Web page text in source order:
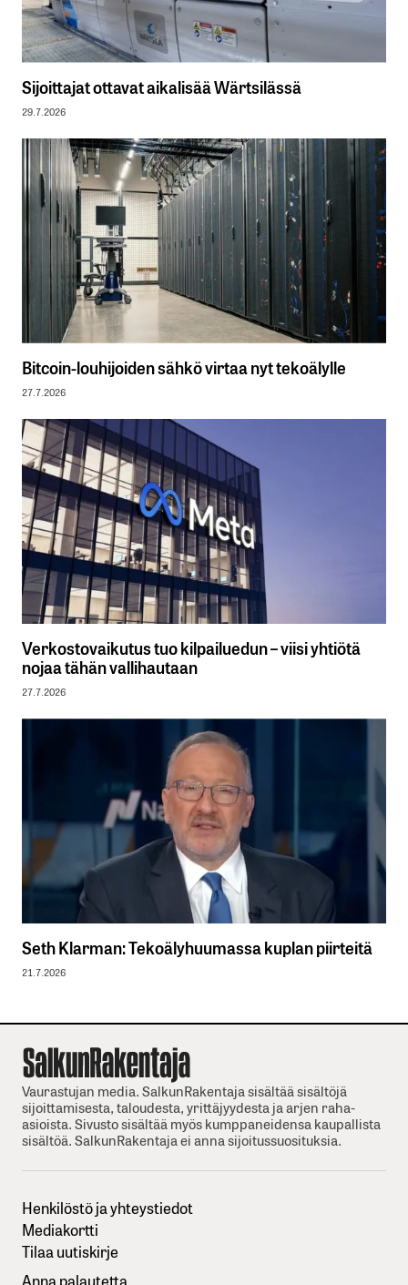
Sijoittajat ottavat aikalisää Wärtsilässä
29.7.2026
Bitcoin-louhijoiden sähkö virtaa nyt tekoälylle
27.7.2026
Verkostovaikutus tuo kilpailuedun – viisi yhtiötä
nojaa tähän vallihautaan
27.7.2026
Seth Klarman: Tekoälyhuumassa kuplan piirteitä
21.7.2026
Vaurastujan media. SalkunRakentaja sisältää sisältöjä
sijoittamisesta, taloudesta, yrittäjyydesta ja arjen raha-
asioista. Sivusto sisältää myös kumppaneidensa kaupallista
sisältöä. SalkunRakentaja ei anna sijoitussuosituksia.
Henkilöstö ja yhteystiedot
Mediakortti
Tilaa uutiskirje
Anna palautetta